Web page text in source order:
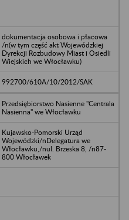
dokumentacja osobowa i płacowa
/n(w tym część akt Wojewódzkiej
Dyrekcji Rozbudowy Miast i Osiedli
Wiejskich we Włocławku)
992700/610A/10/2012/SAK
Przedsiębiorstwo Nasienne "Centrala
Nasienna" we Włocławku
Kujawsko-Pomorski Urząd
Wojewódzki/nDelegatura we
Włocławku,/nul. Brzeska 8, /n87-
800 Włocławek